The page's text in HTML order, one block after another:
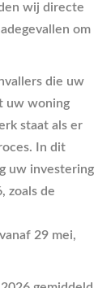
wij directe
om
die uw
uw woning
staat als er
In dit
uw investering
zoals de
29 mei,